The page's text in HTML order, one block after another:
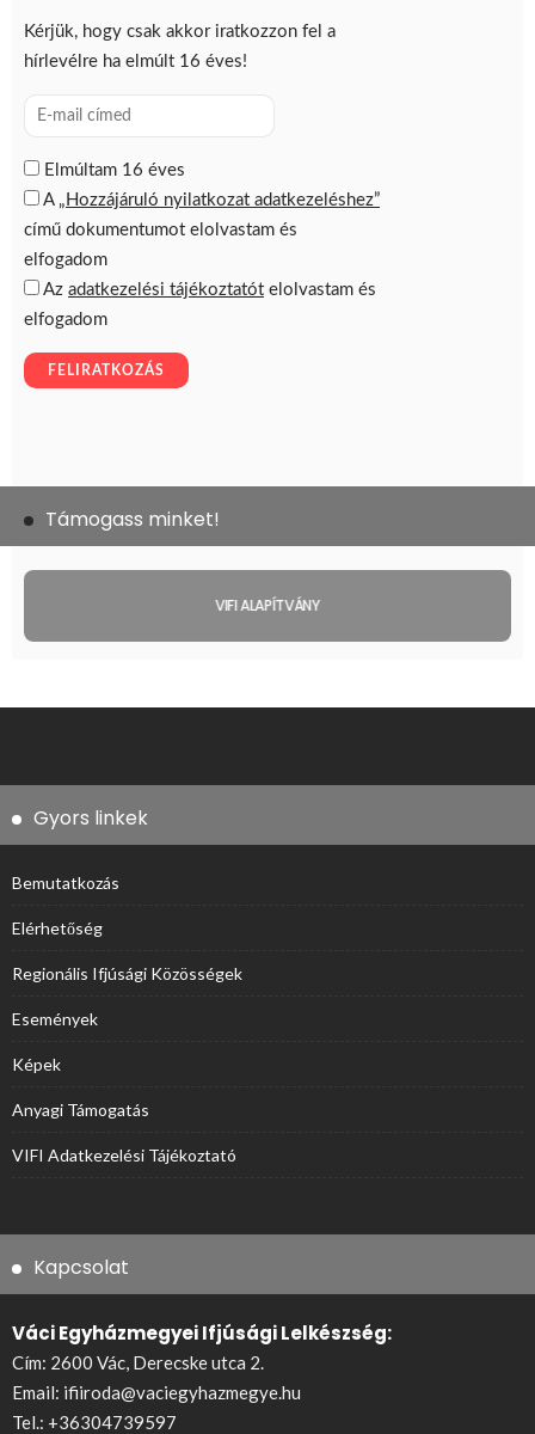
Támogass minket!
VIFI ALAPÍTVÁNY
Gyors linkek
Bemutatkozás
Elérhetőség
Regionális Ifjúsági Közösségek
Események
Képek
Anyagi Támogatás
VIFI Adatkezelési Tájékoztató
Kapcsolat
Váci Egyházmegyei Ifjúsági Lelkészség:
Cím: 2600 Vác, Derecske utca 2.
Email: ifiiroda@vaciegyhazmegye.hu
Tel.: +36304739597